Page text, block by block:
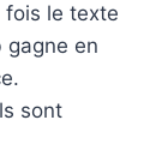
fois le texte
gagne en
sont